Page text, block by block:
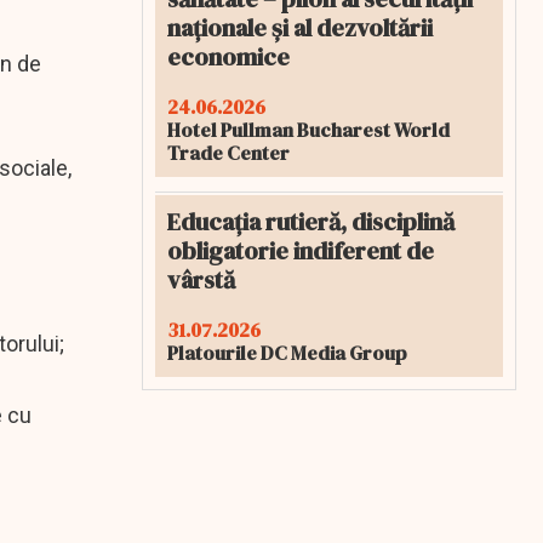
de
cu
naționale și al dezvoltării
economice
24.06.2026
Hotel Pullman Bucharest World
Trade Center
Educația rutieră, disciplină
obligatorie indiferent de
vârstă
31.07.2026
Platourile DC Media Group